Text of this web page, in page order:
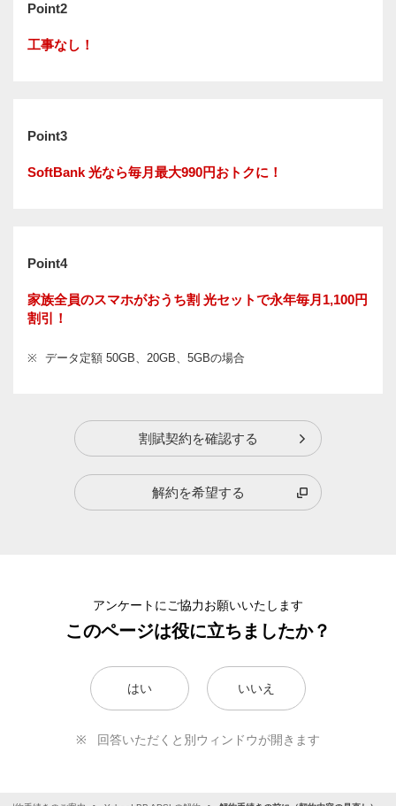
Point2
工事なし！
Point3
SoftBank 光なら毎月最大990円おトクに！
Point4
家族全員のスマホがおうち割 光セットで永年毎月1,100円
割引！
※ データ定額 50GB、20GB、5GBの場合
割賦契約を確認する
解約を希望する
アンケートにご協力お願いいたします
このページは役に立ちましたか？
はい いいえ
回答いただくと別ウィンドウが開きます